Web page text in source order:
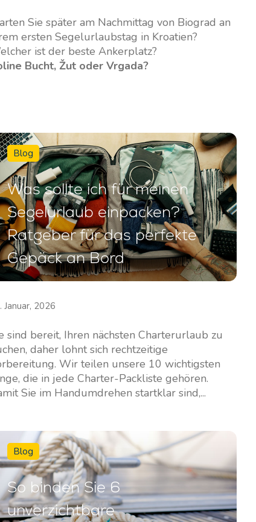
Sie später am Nachmittag von Biograd an
ersten Segelurlaubstag in Kroatien?
ist der beste Ankerplatz?
Bucht, Žut oder Vrgada?
Blog
Was sollte ich für meinen
Segelurlaub einpacken?
Ratgeber für das perfekte
Gepäck an Bord
Januar, 2026
sind bereit, Ihren nächsten Charterurlaub zu
daher lohnt sich rechtzeitige
Wir teilen unsere 10 wichtigsten
die in jede Charter-Packliste gehören.
Sie im Handumdrehen startklar sind,...
Blog
So binden Sie 6
unverzichtbare
Kremik, Primošten
Frapa, Rogoznica
Seget - Marina
Trogir - ACI
Trogir - SCT
Marina Split
Zentrale Basen
Marina Šangulin, Biograd
ACI Marina Vodice
D-Marin Dalmacija,
Sukošan
Nordbasen
Marina Punat, Krk
Marina Losinj, Mali Losinj